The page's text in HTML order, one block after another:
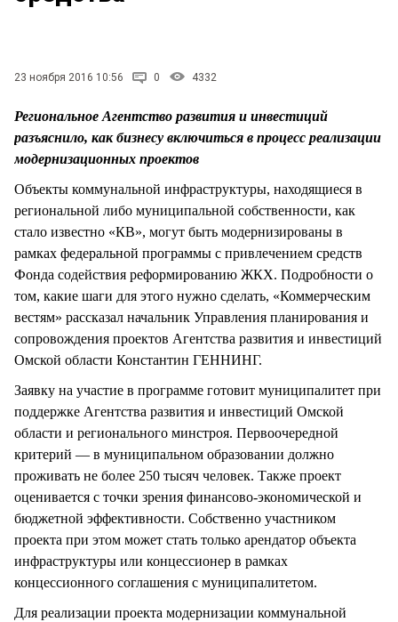
23 ноября 2016 10:56 0 4332
Региональное Агентство развития и инвестиций
разъяснило, как бизнесу включиться в процесс реализации
модернизационных проектов
Объекты коммунальной инфраструктуры, находящиеся в
региональной либо муниципальной собственности, как
стало известно «КВ», могут быть модернизированы в
рамках федеральной программы с привлечением средств
Фонда содействия реформированию ЖКХ. Подробности о
том, какие шаги для этого нужно сделать, «Коммерческим
вестям» рассказал начальник Управления планирования и
сопровождения проектов Агентства развития и инвестиций
Омской области Константин ГЕННИНГ.
Заявку на участие в программе готовит муниципалитет при
поддержке Агентства развития и инвестиций Омской
области и регионального минстроя. Первоочередной
критерий — в муниципальном образовании должно
проживать не более 250 тысяч человек. Также проект
оценивается с точки зрения финансово-экономической и
бюджетной эффективности. Собственно участником
проекта при этом может стать только арендатор объекта
инфраструктуры или концессионер в рамках
концессионного соглашения с муниципалитетом.
Для реализации проекта модернизации коммунальной